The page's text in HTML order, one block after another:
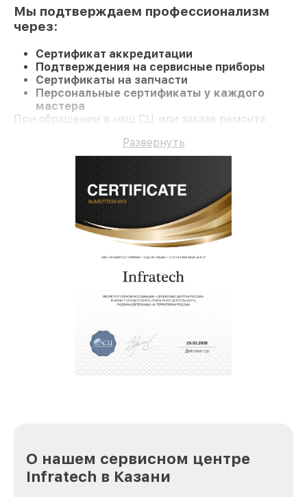
Мы подтверждаем профессионализм
через:
Сертификат аккредитации
Подтверждения на сервисные приборы
Сертификаты на запчасти
Персональные сертификаты у каждого
мастера
При обращении в наш СЦ или заказе ремонта
профессиональный сервис и долгосрочную
гарантию на ремонт и детали.
Развернуть
О нашем сервисном центре
Infratech в Казани